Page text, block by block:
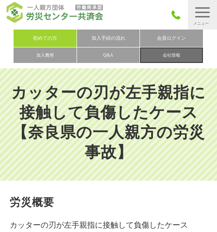
初めての方 加入手続の流れ 会員ログイン
加入費用 Q&A 会社情報
労災保険とは
労災保険の取りまとめ
労災保険加入手続きの流れ
加入費用
加入申込み
会社概要
お問い合わせ
会員メニュー
カッターの刃が左手親指に
接触して負傷したケース
【奈良県の一人親方の労災
事故】
労災概要
カッターの刃が左手親指に接触して負傷したケース